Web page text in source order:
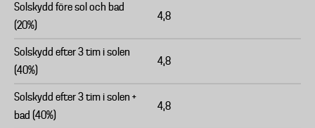
Solskydd före sol och bad
(20%)
4,8
Solskydd efter 3 tim i solen
(40%)
4,8
Solskydd efter 3 tim i solen +
bad (40%)
4,8